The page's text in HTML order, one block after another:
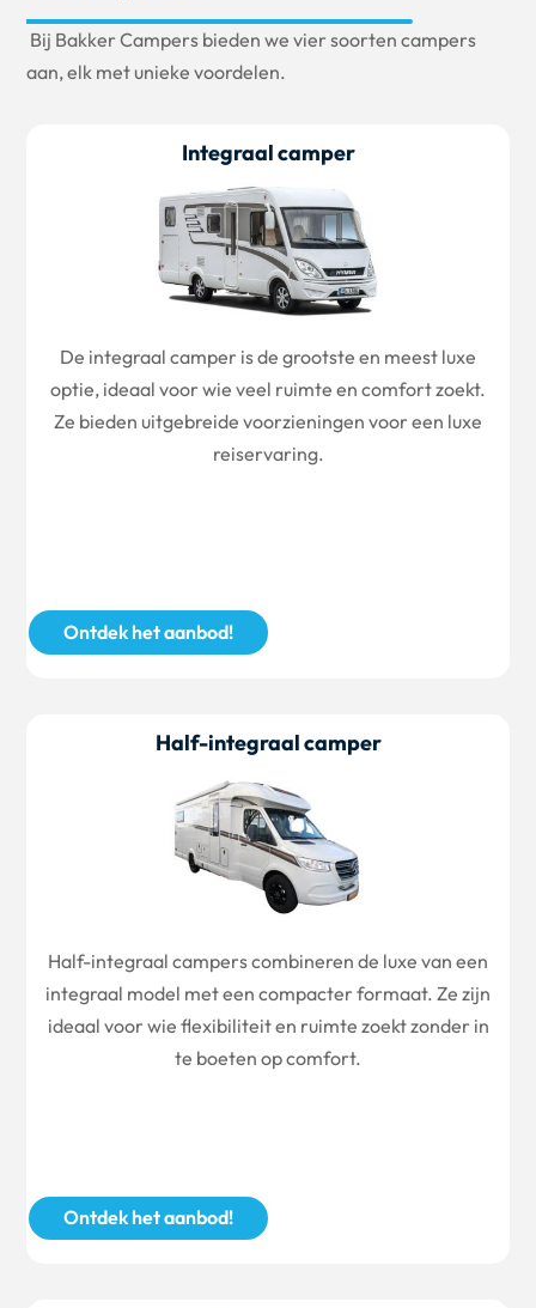
Bij Bakker Campers bieden we vier soorten campers
aan, elk met unieke voordelen.
Integraal camper
De integraal camper is de grootste en meest luxe
optie, ideaal voor wie veel ruimte en comfort zoekt.
Ze bieden uitgebreide voorzieningen voor een luxe
reiservaring.
Ontdek het aanbod!
Half-integraal camper
Half-integraal campers combineren de luxe van een
integraal model met een compacter formaat. Ze zijn
ideaal voor wie flexibiliteit en ruimte zoekt zonder in
te boeten op comfort.
Ontdek het aanbod!